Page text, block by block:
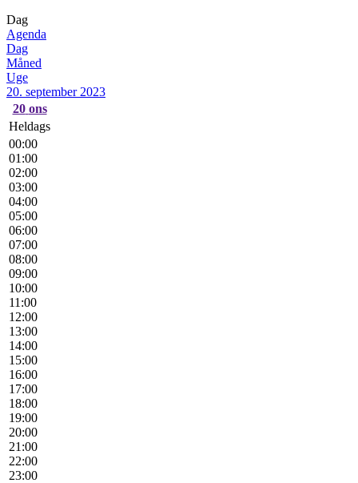
Dag
Agenda
Dag
Måned
Uge
20. september 2023
20 ons
Heldags
00:00
01:00
02:00
03:00
04:00
05:00
06:00
07:00
08:00
09:00
10:00
11:00
12:00
13:00
14:00
15:00
16:00
17:00
18:00
19:00
20:00
21:00
22:00
23:00